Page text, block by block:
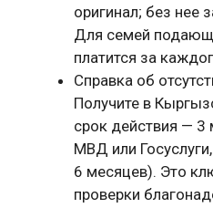
оригинал; без нее
Для семей
платится за
Справка об
Получите в
срок действия — 3
МВД или
6 месяцев). Это
проверки